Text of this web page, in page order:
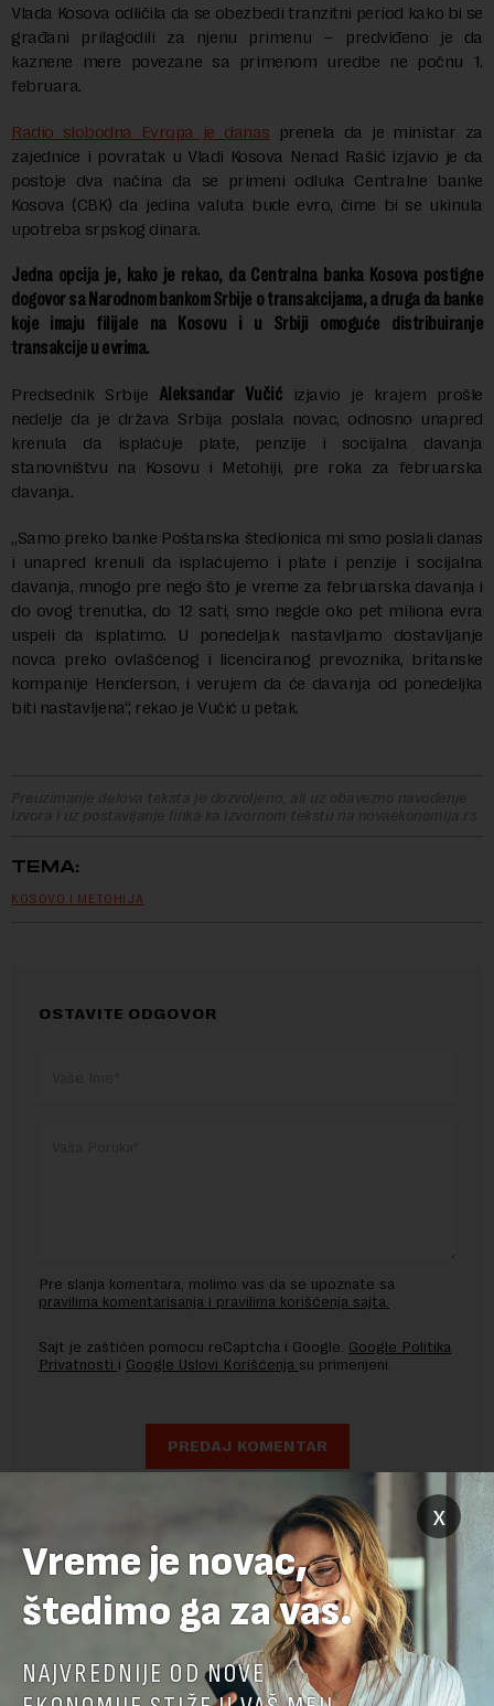
Vlada Kosova odličila da se obezbedi tranzitni period kako bi se
građani prilagodili za njenu primenu – predviđeno je da
kaznene mere povezane sa primenom uredbe ne počnu 1.
februara.
Radio slobodna Evropa je danas prenela da je ministar za
zajednice i povratak u Vladi Kosova Nenad Rašić izjavio je da
postoje dva načina da se primeni odluka Centralne banke
Kosova (CBK) da jedina valuta bude evro, čime bi se ukinula
upotreba srpskog dinara.
Jedna opcija je, kako je rekao, da Centralna banka Kosova postigne
dogovor sa Narodnom bankom Srbije o transakcijama, a druga da banke
koje imaju filijale na Kosovu i u Srbiji omoguće distribuiranje
transakcije u evrima.
Predsednik Srbije Aleksandar Vučić izjavio je krajem prošle
nedelje da je država Srbija poslala novac, odnosno unapred
krenula da isplaćuje plate, penzije i socijalna davanja
stanovništvu na Kosovu i Metohiji, pre roka za februarska
davanja.
„Samo preko banke Poštanska štedionica mi smo poslali danas
i unapred krenuli da isplaćujemo i plate i penzije i socijalna
davanja, mnogo pre nego što je vreme za februarska davanja i
do ovog trenutka, do 12 sati, smo negde oko pet miliona evra
uspeli da isplatimo. U ponedeljak nastavljamo dostavljanje
novca preko ovlašćenog i licenciranog prevoznika, britanske
kompanije Henderson, i verujem da će davanja od ponedeljka
biti nastavljena“, rekao je Vučić u petak.
Preuzimanje delova teksta je dozvoljeno, ali uz obavezno navođenje
izvora i uz postavljanje linka ka izvornom tekstu na novaekonomija.rs
TEMA:
KOSOVO I METOHIJA
OSTAVITE ODGOVOR
Pre slanja komentara, molimo vas da se upoznate sa
pravilima komentarisanja i pravilima korišćenja sajta.
Sajt je zaštićen pomocu reCaptcha i Google. Google Politika
Privatnosti i Google Uslovi Korišćenja su primenjeni.
x
Vreme je novac,
štedimo ga za vas.
NAJVREDNIJE OD NOVE